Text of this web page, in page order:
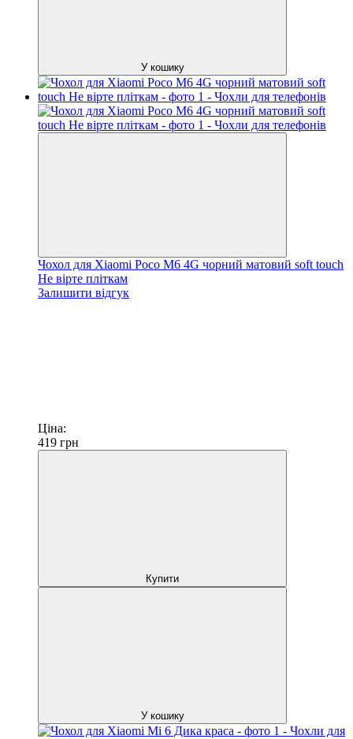
У кошику
Чохол для Xiaomi Poco M6 4G чорний матовий soft touch
Не вірте пліткам
Залишити відгук
Ціна:
419 грн
Купити
У кошику